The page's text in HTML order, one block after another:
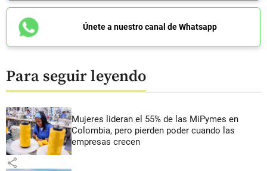
Únete a nuestro canal de Whatsapp
Para seguir leyendo
Mujeres lideran el 55% de las MiPymes en
Colombia, pero pierden poder cuando las
empresas crecen
share